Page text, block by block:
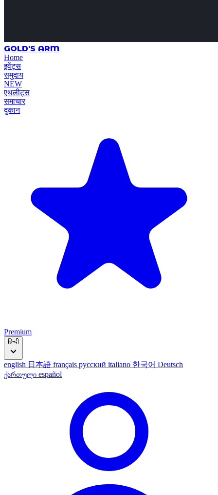
GOLD'S ARM
Home
इवेंट्स
समुदाय
NEW
एथलीट्स
समाचार
दुकान
Premium
हिन्दी
english 日本語 français русский italiano 한국어 Deutsch
ქართული español